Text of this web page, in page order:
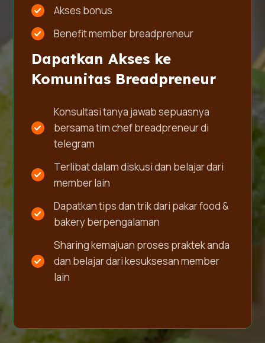
Akses bonus
Benefit member breadpreneur
Dapatkan Akses ke
Komunitas Breadpreneur
Konsultasi tanya jawab sepuasnya
bersama tim chef breadpreneur di
telegram
Terlibat dalam diskusi dan belajar dari
member lain
Dapatkan tips dan trik dari pakar food &
bakery berpengalaman
Sharing kemajuan proses praktek anda
dan belajar dari kesuksesan member
lain